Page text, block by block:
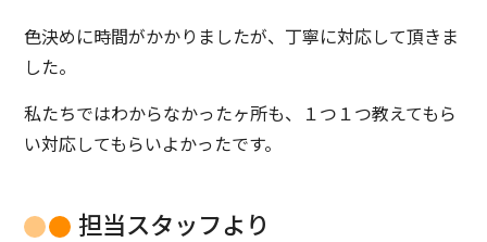
色決めに時間がかかりましたが、丁寧に対応して頂きま
した。
私たちではわからなかったヶ所も、１つ１つ教えてもら
い対応してもらいよかったです。
担当スタッフより